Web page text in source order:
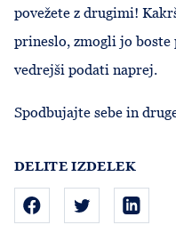
DELITE IZDELEK
povežete z drugimi!
prineslo, zmogli jo
vedrejši podati naprej.
Spodbujajte sebe in